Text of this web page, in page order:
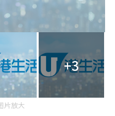
+3
片放大